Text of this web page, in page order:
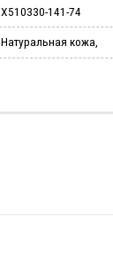
X510330-141-74
Натуральная кожа,